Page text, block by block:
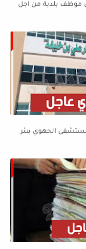
موظف بلدية من اجل
الجهوي ببئر